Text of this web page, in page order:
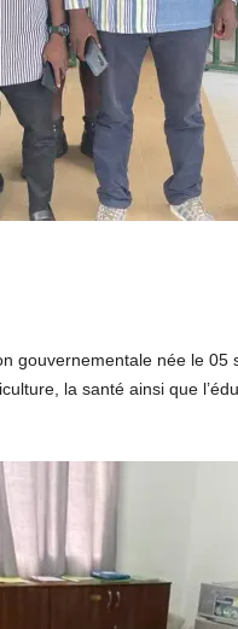
gouvernementale née le
la santé ainsi que